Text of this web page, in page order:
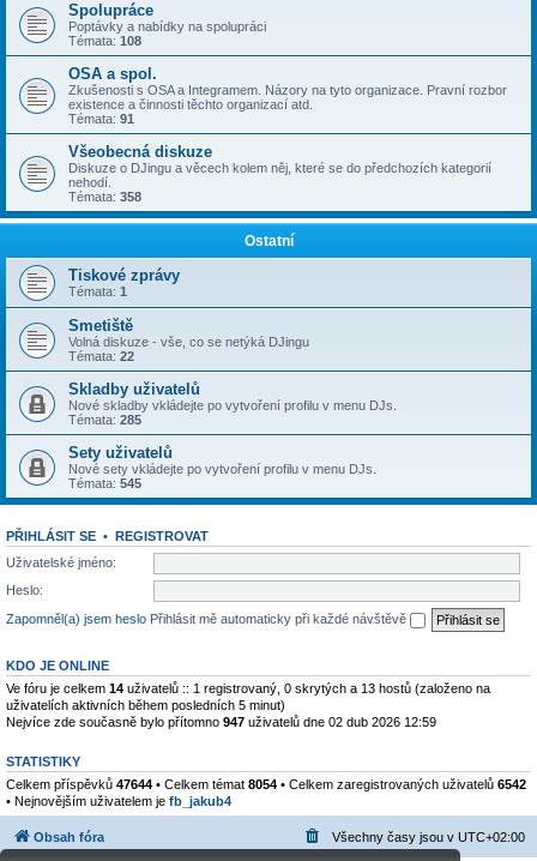
Spolupráce
Poptávky a nabídky na spolupráci
Témata: 108
OSA a spol.
Zkušenosti s OSA a Integramem. Názory na tyto organizace. Pravní rozbor
existence a činnosti těchto organizací atd.
Témata: 91
Všeobecná diskuze
Diskuze o DJingu a věcech kolem něj, které se do předchozích kategorií
nehodí.
Témata: 358
Ostatní
Tiskové zprávy
Témata: 1
Smetiště
Volná diskuze - vše, co se netýká DJingu
Témata: 22
Skladby uživatelů
Nové skladby vkládejte po vytvoření profilu v menu DJs.
Témata: 285
Sety uživatelů
Nové sety vkládejte po vytvoření profilu v menu DJs.
Témata: 545
PŘIHLÁSIT SE • REGISTROVAT
Uživatelské jméno:
Heslo:
Zapomněl(a) jsem heslo Přihlásit mě automaticky při každé návštěvě
KDO JE ONLINE
Ve fóru je celkem 14 uživatelů :: 1 registrovaný, 0 skrytých a 13 hostů (založeno na
uživatelích aktivních během posledních 5 minut)
Nejvíce zde současně bylo přítomno 947 uživatelů dne 02 dub 2026 12:59
STATISTIKY
Celkem příspěvků 47644 • Celkem témat 8054 • Celkem zaregistrovaných uživatelů 6542
• Nejnovějším uživatelem je fb_jakub4
Obsah fóra Všechny časy jsou v UTC+02:00